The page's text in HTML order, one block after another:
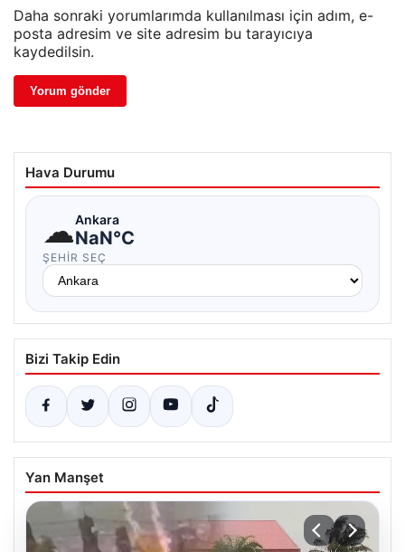
Daha sonraki yorumlarımda kullanılması için adım, e-
posta adresim ve site adresim bu tarayıcıya
kaydedilsin.
Hava Durumu
☁Ankara
NaN°C
ŞEHIR SEÇ
Bizi Takip Edin
Yan Manşet